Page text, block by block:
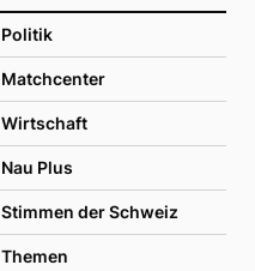
Politik
Matchcenter
Wirtschaft
Nau Plus
Stimmen der Schweiz
Themen